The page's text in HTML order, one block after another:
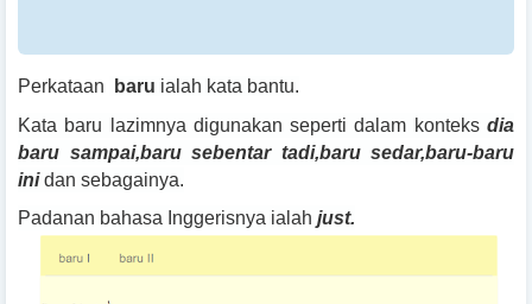
Perkataan baru ialah kata bantu.
Kata baru lazimnya digunakan seperti dalam konteks dia
baru sampai,baru sebentar tadi,baru sedar,baru-baru
inidan sebagainya.
Padanan bahasa Inggerisnya ialah just.